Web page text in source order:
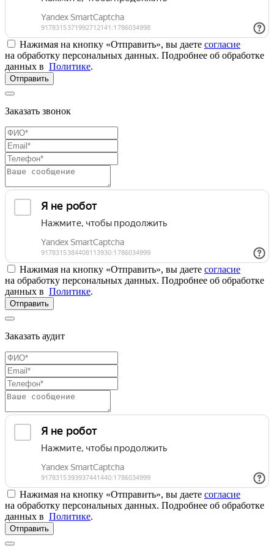
Нажимая на кнопку «Отправить», вы даете согласие
на обработку персональных данных. Подробнее об обработке
данных в Политике.
Отправить
Заказать звонок
Нажимая на кнопку «Отправить», вы даете согласие
на обработку персональных данных. Подробнее об обработке
данных в Политике.
Отправить
Заказать аудит
Нажимая на кнопку «Отправить», вы даете согласие
на обработку персональных данных. Подробнее об обработке
данных в Политике.
Отправить